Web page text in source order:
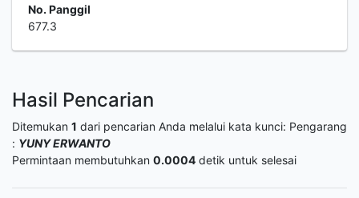
No. Panggil
677.3
Hasil Pencarian
Ditemukan 1 dari pencarian Anda melalui kata kunci: Pengarang
: YUNY ERWANTO
Permintaan membutuhkan 0.0004 detik untuk selesai